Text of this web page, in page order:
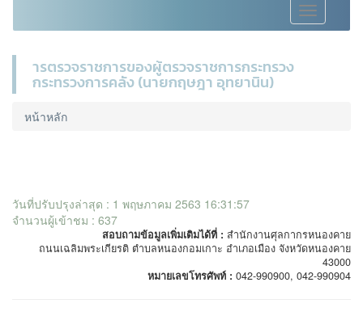
Toggle
navigation
ารตรวจราชการของผู้ตรวจราชการกระทรวง
กระทรวงการคลัง (นายกฤษฎา อุทยานิน)
หน้าหลัก
วันที่ปรับปรุงล่าสุด : 1 พฤษภาคม 2563 16:31:57
จำนวนผู้เข้าชม : 637
สอบถามข้อมูลเพิ่มเติมได้ที่ : สำนักงานศุลกากรหนองคาย
ถนนเฉลิมพระเกียรติ ตำบลหนองกอมเกาะ อำเภอเมือง จังหวัดหนองคาย
43000
หมายเลขโทรศัพท์ : 042-990900, 042-990904